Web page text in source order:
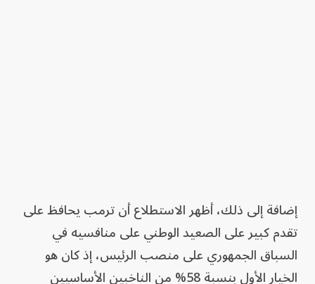
إضافة إلى ذلك، أظهر الاستطلاع أن ترمب يحافظ على
تقدم كبير على الصعيد الوطني على منافسيه في
السباق الجمهوري على منصب الرئيس، إذ كان هو
الخيار الأول بنسبة 58% من الناخبين الأساسيين